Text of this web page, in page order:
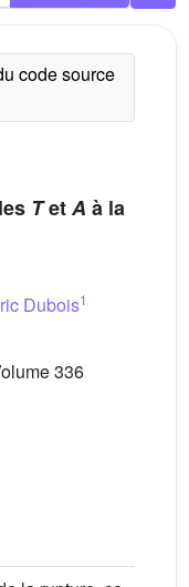
TetA à la
Dubois1
336